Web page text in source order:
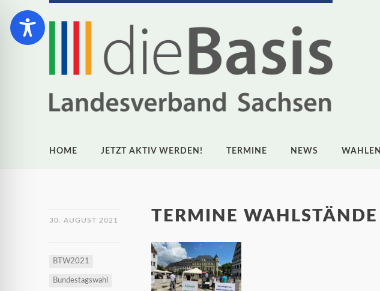
HOME JETZT AKTIV WERDEN! TERMINE NEWS WAHLEN
30. AUGUST 2021
BTW2021
Bundestagswahl
TERMINE WAHLSTÄNDE